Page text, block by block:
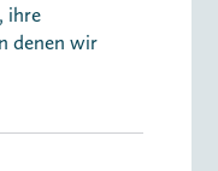
ihre
denen wir